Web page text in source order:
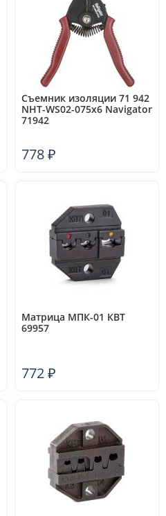
Съемник изоляции 71 942
NHT-WS02-075х6 Navigator
71942
778₽
Матрица МПК-01 КВТ
69957
772₽